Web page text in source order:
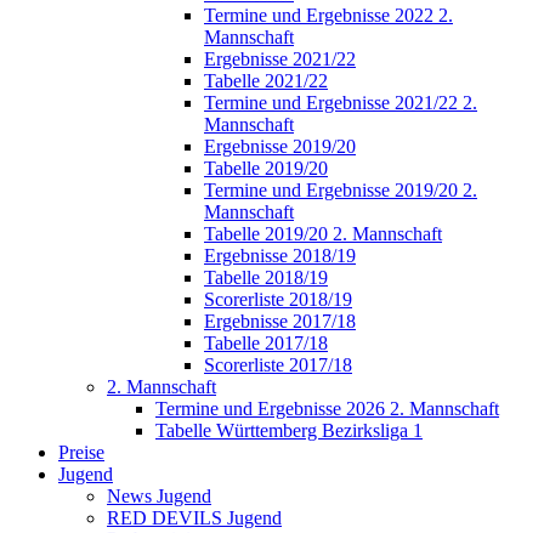
Termine und Ergebnisse 2022 2.
Mannschaft
Ergebnisse 2021/22
Tabelle 2021/22
Termine und Ergebnisse 2021/22 2.
Mannschaft
Ergebnisse 2019/20
Tabelle 2019/20
Termine und Ergebnisse 2019/20 2.
Mannschaft
Tabelle 2019/20 2. Mannschaft
Ergebnisse 2018/19
Tabelle 2018/19
Scorerliste 2018/19
Ergebnisse 2017/18
Tabelle 2017/18
Scorerliste 2017/18
2. Mannschaft
Termine und Ergebnisse 2026 2. Mannschaft
Tabelle Württemberg Bezirksliga 1
Preise
Jugend
News Jugend
RED DEVILS Jugend